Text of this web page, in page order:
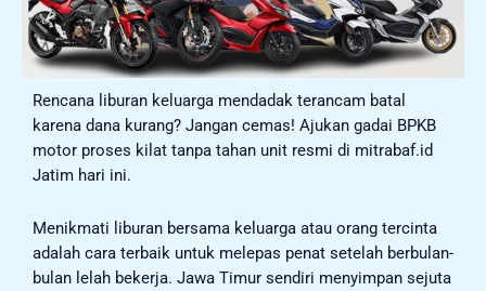
Rencana liburan keluarga mendadak terancam batal
karena dana kurang? Jangan cemas! Ajukan gadai BPKB
motor proses kilat tanpa tahan unit resmi di mitrabaf.id
Jatim hari ini.
Menikmati liburan bersama keluarga atau orang tercinta
adalah cara terbaik untuk melepas penat setelah berbulan-
bulan lelah bekerja. Jawa Timur sendiri menyimpan sejuta